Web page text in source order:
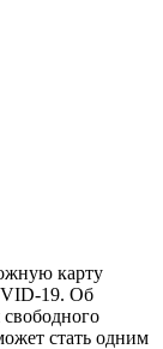
карту
19. Об
стать одним